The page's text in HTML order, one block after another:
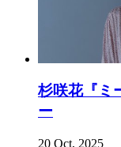
杉咲花『ミ
ー
20 Oct, 2025